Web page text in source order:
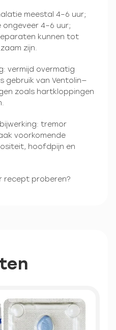
meestal 4–6 uur;
4–6 uur;
kunnen tot
zijn.
vermijd overmatig
gebruik van Ventolin—
zoals hartkloppingen
tremor
voorkomende
hoofdpijn en
recept proberen?